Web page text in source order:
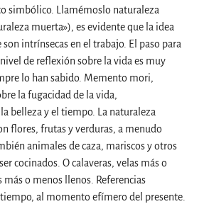
simbólico. Llamémoslo naturaleza
muerta»), es evidente que la idea
intrínsecas en el trabajo. El paso para
de reflexión sobre la vida es muy
lo han sabido. Memento mori,
la fugacidad de la vida,
belleza y el tiempo. La naturaleza
flores, frutas y verduras, a menudo
animales de caza, mariscos y otros
cocinados. O calaveras, velas más o
más o menos llenos. Referencias
al momento efímero del presente.